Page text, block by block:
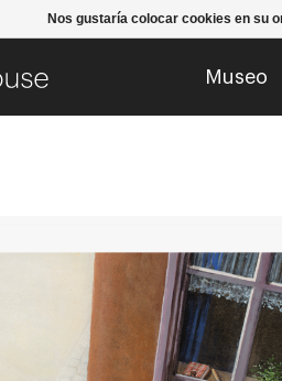
Museo
Nos gustaría colocar cookies en su